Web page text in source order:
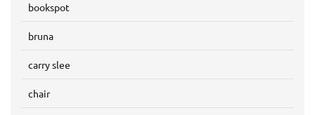
bookspot
bruna
carry slee
chair